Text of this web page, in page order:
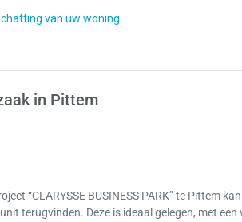
in Pittem
“CLARYSSE BUSINESS PARK” te Pittem
terugvinden. Deze is ideaal gelegen, met een